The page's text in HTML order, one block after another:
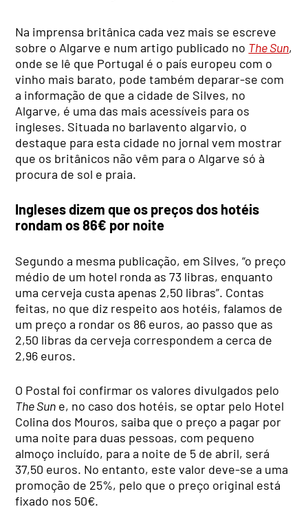
Na imprensa britânica cada vez mais se escreve
sobre o Algarve e num artigo publicado no The Sun,
onde se lê que Portugal é o país europeu com o
vinho mais barato, pode também deparar-se com
a informação de que a cidade de Silves, no
Algarve, é uma das mais acessíveis para os
ingleses. Situada no barlavento algarvio, o
destaque para esta cidade no jornal vem mostrar
que os britânicos não vêm para o Algarve só à
procura de sol e praia.
Ingleses dizem que os preços dos hotéis
rondam os 86€ por noite
Segundo a mesma publicação, em Silves, “o preço
médio de um hotel ronda as 73 libras, enquanto
uma cerveja custa apenas 2,50 libras”. Contas
feitas, no que diz respeito aos hotéis, falamos de
um preço a rondar os 86 euros, ao passo que as
2,50 libras da cerveja correspondem a cerca de
2,96 euros.
O Postal foi confirmar os valores divulgados pelo
The Sun e, no caso dos hotéis, se optar pelo Hotel
Colina dos Mouros, saiba que o preço a pagar por
uma noite para duas pessoas, com pequeno
almoço incluído, para a noite de 5 de abril, será
37,50 euros. No entanto, este valor deve-se a uma
promoção de 25%, pelo que o preço original está
fixado nos 50€.